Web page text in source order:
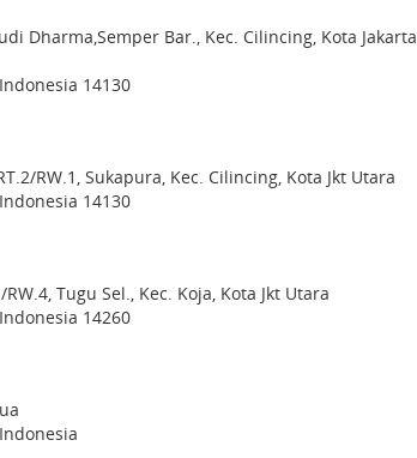
Dharma,Semper Bar., Kec. Cilincing, Kota Jakarta
14130
RW.1, Sukapura, Kec. Cilincing, Kota Jkt Utara
14130
Tugu Sel., Kec. Koja, Kota Jkt Utara
14260